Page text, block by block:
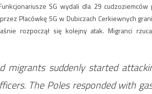
SG wydali dla 29
Placówkę SG w Dubiczach Cerkiewnych
rozpoczął się kolejny atak. Migranci
migrants suddenly started
The Poles responded with